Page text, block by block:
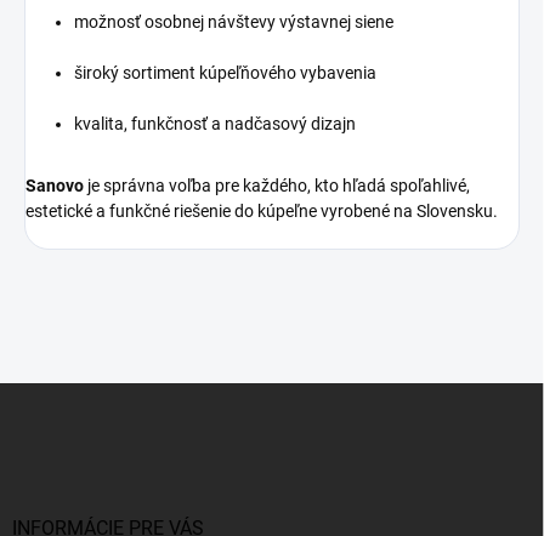
možnosť osobnej návštevy výstavnej siene
široký sortiment kúpeľňového vybavenia
kvalita, funkčnosť a nadčasový dizajn
Sanovo je správna voľba pre každého, kto hľadá spoľahlivé,
estetické a funkčné riešenie do kúpeľne vyrobené na Slovensku.
INFORMÁCIE PRE VÁS